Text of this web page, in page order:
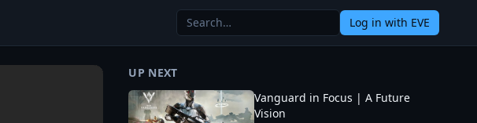
Log in with EVE
UP NEXT
Vanguard in Focus | A Future
Vision